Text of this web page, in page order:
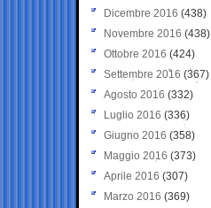
Dicembre 2016 (438)
Novembre 2016 (438)
Ottobre 2016 (424)
Settembre 2016 (367)
Agosto 2016 (332)
Luglio 2016 (336)
Giugno 2016 (358)
Maggio 2016 (373)
Aprile 2016 (307)
Marzo 2016 (369)